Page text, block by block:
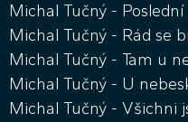
Michal Tučný - Poslední
Michal Tučný - Rád se
Michal Tučný - Tam u
Michal Tučný - U
Michal Tučný - Všichni